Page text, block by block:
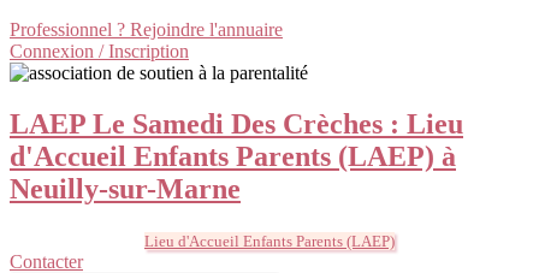
Professionnel ? Rejoindre l'annuaire
Connexion / Inscription
LAEP Le Samedi Des Crèches : Lieu
d'Accueil Enfants Parents (LAEP) à
Neuilly-sur-Marne
Lieu d'Accueil Enfants Parents (LAEP)
Contacter